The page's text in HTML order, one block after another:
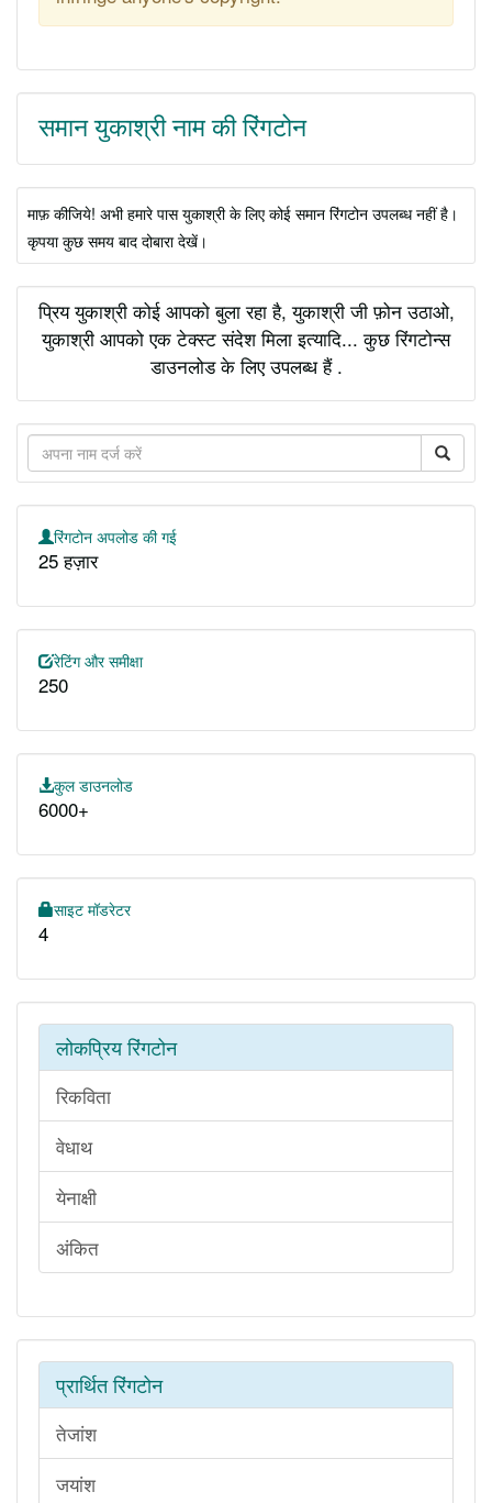
समान युकाश्री नाम की रिंगटोन
माफ़ कीजिये! अभी हमारे पास युकाश्री के लिए कोई समान रिंगटोन उपलब्ध नहीं है।
कृपया कुछ समय बाद दोबारा देखें।
प्रिय युकाश्री कोई आपको बुला रहा है, युकाश्री जी फ़ोन उठाओ,
युकाश्री आपको एक टेक्स्ट संदेश मिला इत्यादि... कुछ रिंगटोन्स
डाउनलोड के लिए उपलब्ध हैं .
रिंगटोन अपलोड की गई
25 हज़ार
रेटिंग और समीक्षा
250
कुल डाउनलोड
6000+
साइट मॉडरेटर
4
लोकप्रिय रिंगटोन
रिकविता
वेधाथ
येनाक्षी
अंकित
प्रार्थित रिंगटोन
तेजांश
जयांश